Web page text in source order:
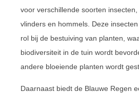
voor verschillende soorten insecten,
vlinders en hommels. Deze
rol bij de bestuiving van planten,
biodiversiteit in de tuin wordt
andere bloeiende planten wordt
Daarnaast biedt de Blauwe Regen